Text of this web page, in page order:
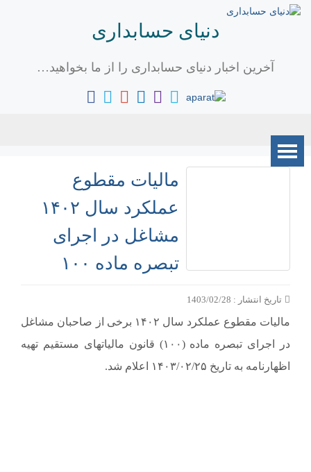
دنیای حسابداری
آخرین اخبار دنیای حسابداری را از ما بخواهید…
مالیات مقطوع
عملکرد سال ۱۴۰۲
مشاغل در اجرای
تبصره ماده ۱۰۰
تاریخ انتشار : 1403/02/28
مالیات مقطوع عملکرد سال ۱۴۰۲ برخی از صاحبان مشاغل
در اجرای تبصره ماده (۱۰۰) قانون مالیاتهای مستقیم تهیه
اظهارنامه به تاریخ ۱۴۰۳/۰۲/۲۵ اعلام شد.